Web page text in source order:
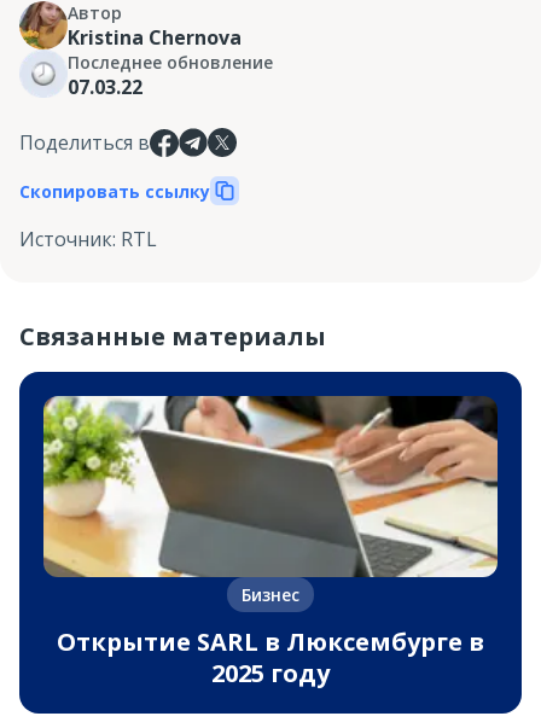
Автор
Kristina Chernova
Последнее обновление
07.03.22
Поделиться в
Скопировать ссылку
Источник: RTL
Связанные материалы
Бизнес
Открытие SARL в Люксембурге в
2025 году